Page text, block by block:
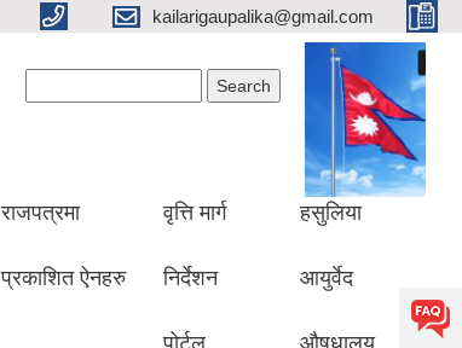
kailarigaupalika@gmail.com
राजपत्रमा
प्रकाशित ऐनहरु
वृत्ति मार्ग
निर्देशन
हसुलिया
आयुर्वेद